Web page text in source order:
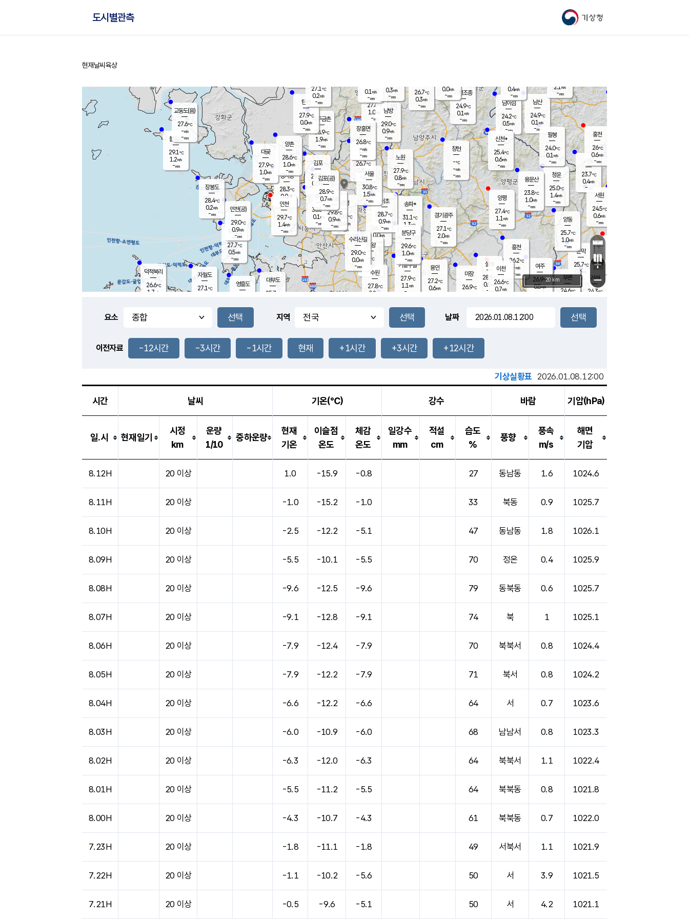
기상청
도시별관측
홈
현재날씨 육상
풍도
0.3m/s
문막
25.7℃
0.6m/s
mm
남이섬
24.2℃
0.5m/s
-mm
무의도
27.7℃
0.5m/s
-mm
영흥도
볼음도
29.1℃
1.2m/s
-mm
자월도
27.1℃
양주
27.6℃
1.0
-mm
부론
24.6℃
과천
26.7℃
0.0m/s
- mm
남산
24.9℃
0.1 m/s
-mm
장봉도
28.4℃
0.2m/s
-mm
-mm
청운
25.0℃
1.4m/s
-mm
팔봉
24.0℃
0.1 m/s
-mm
-mm
용인
27.2℃
0.6m/s
여주
26.9℃
0.5m/s
양동
25.7℃
1.0m/s
-mm
경기광주
27.1℃
2.0m/s
-mm
장호원
0.4m/s
-mm
26.4
℃
대부도
25.7
-
경서동
28.3℃
0.0m/s
-mm
파주금촌
28.9℃
1.9m/s
-mm
가평조종
24.9℃
0.1 m/s
-mm
26.7℃
0.3m/s
-mm
대곶
27.9℃
1.0m/s
-mm
신천*
25.4℃
0.6m/s
-mm
창현
-℃
-m/s
-mm
탄현
27.9℃
0.0m/s
-mm
0.0m/s
-mm
28.9℃
1.4m/s
-mm
흥천
26.2℃
-m/s
-mm
마장
26.9℃
의왕
- ℃
m/s
mm
김포
29.3℃
0.0 m/s
mm
설봉
28.5
0.5 m/s
- mm
광명
30.9 ℃
0.4 m/s
-mm
부천
30.8℃
0.1 m/s
-mm
-mm
양촌
28.6℃
1.0m/s
-mm
구로
29.8℃
0.9m/s
-mm
은평
26.7℃
0.3 m/s
- mm
노원
27.9℃
0.8m/s
-mm
송파*
31.1℃
1.3m/s
-mm
서초
28.7℃
0.9m/s
-mm
남방
29.0℃
0.9m/s
-mm
기흥구갈
27.9℃
1.1 m/s
-
수리산길
29.0℃
0.0m/s
-mm
분당구
29.6℃
1.0m/s
-mm
장흥면
26.8℃
-m/s
-mm
0.1 m/s
-mm
시동
23.7℃
0.4m/s
- mm
귀래
24.3℃
서원
24.5℃
0.6m/s
-mm
용문산
23.8℃
1.0m/s
-mm
덕적북리
26.6℃
1.7 m/s
인천(공)
29.0℃
0.9m/s
-mm
김포(공)
28.9℃
0.7m/s
-mm
교동도(음)
27.6℃
-m/s
-mm
홍천
26℃
0.6m/s
-mm
이천
26.6℃
0.7m/s
양평
27.4℃
1.1 m/s
-mm
수원
27.8℃
0.8 m/s
인천
29.7℃
1.4m/s
-mm
서울
30.8℃
1.5m/s
-mm
2.1 m/s
-mm
27.1℃
0.2m/s
-mm
0.3m/s
-mm
+
−
20 km
요소 지역 날짜
이전자료 -12시간 -3시간 -1시간 현재 +1시간 +3시간 +12시간
기상실황표 2026.01.08.12:00
시간 날씨 기온(℃) 강수 바람 기압(hPa)
일.시 현재일기
시정
km
운량
1/10
중하운량
현재
기온
이슬점
온도
체감
온도
일강수
mm
적설
cm
습도
%
풍향
풍속
m/s
해면
기압
8.12H 20 이상 1.0 -15.9 -0.8 27 동남동 1.6 1024.6
8.11H 20 이상 -1.0 -15.2 -1.0 33 북동 0.9 1025.7
8.10H 20 이상 -2.5 -12.2 -5.1 47 동남동 1.8 1026.1
8.09H 20 이상 -5.5 -10.1 -5.5 70 정온 0.4 1025.9
8.08H 20 이상 -9.6 -12.5 -9.6 79 동북동 0.6 1025.7
8.07H 20 이상 -9.1 -12.8 -9.1 74 북 1 1025.1
8.06H 20 이상 -7.9 -12.4 -7.9 70 북북서 0.8 1024.4
8.05H 20 이상 -7.9 -12.2 -7.9 71 북서 0.8 1024.2
8.04H 20 이상 -6.6 -12.2 -6.6 64 서 0.7 1023.6
8.03H 20 이상 -6.0 -10.9 -6.0 68 남남서 0.8 1023.3
8.02H 20 이상 -6.3 -12.0 -6.3 64 북북서 1.1 1022.4
8.01H 20 이상 -5.5 -11.2 -5.5 64 북북동 0.8 1021.8
8.00H 20 이상 -4.3 -10.7 -4.3 61 북북동 0.7 1022.0
7.23H 20 이상 -1.8 -11.1 -1.8 49 서북서 1.1 1021.9
7.22H 20 이상 -1.1 -10.2 -5.6 50 서 3.9 1021.5
7.21H 20 이상 -0.5 -9.6 -5.1 50 서 4.2 1021.1